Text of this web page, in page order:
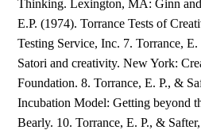
Thinking. Lexington, MA: Ginn
E.P. (1974). Torrance Tests of
Testing Service, Inc. 7. Torrance,
Satori and creativity. New York:
Foundation. 8. Torrance, E. P., &
Incubation Model: Getting beyond
Bearly. 10. Torrance, E. P., &